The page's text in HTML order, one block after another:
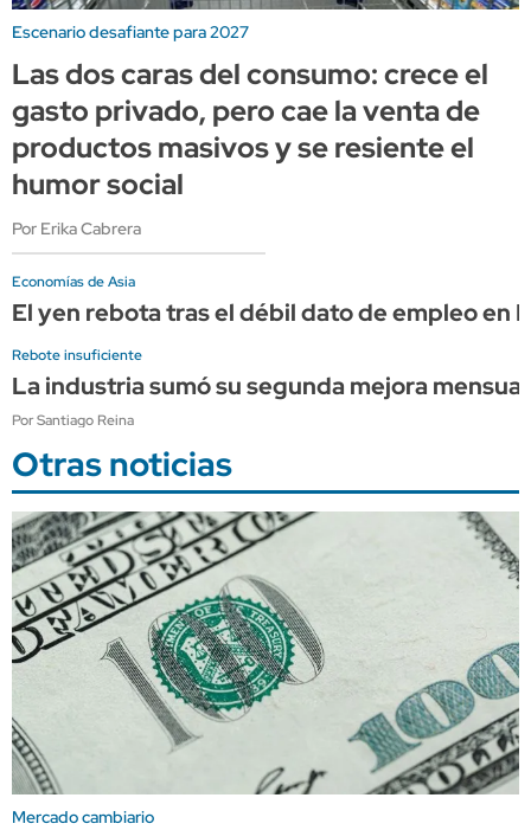
Escenario desafiante para 2027
Las dos caras del consumo: crece el
gasto privado, pero cae la venta de
productos masivos y se resiente el
humor social
Por Erika Cabrera
Economías de Asia
El yen rebota tras el débil dato de empleo en
Rebote insuficiente
La industria sumó su segunda mejora
Por Santiago Reina
Otras noticias
Mercado cambiario